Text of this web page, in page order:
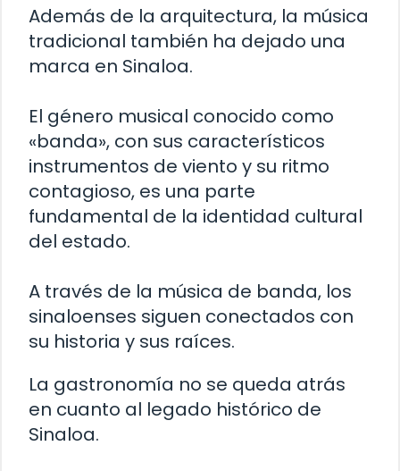
Además de la arquitectura, la música
tradicional también ha dejado una
marca en Sinaloa.
El género musical conocido como
«banda», con sus característicos
instrumentos de viento y su ritmo
contagioso, es una parte
fundamental de la identidad cultural
del estado.
A través de la música de banda, los
sinaloenses siguen conectados con
su historia y sus raíces.
La gastronomía no se queda atrás
en cuanto al legado histórico de
Sinaloa.